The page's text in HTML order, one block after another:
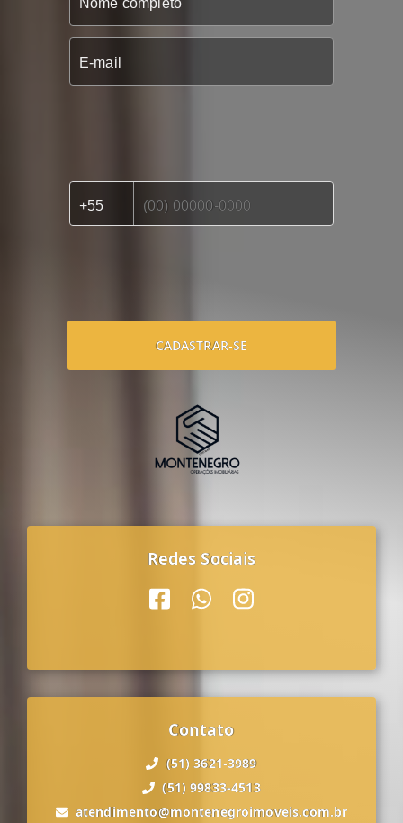
CADASTRAR-SE
Redes Sociais
Contato
(51) 3621-3989
(51) 99833-4513
atendimento@montenegroimoveis.com.br